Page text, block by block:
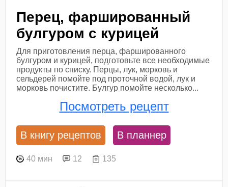
Перец, фаршированный
булгуром с курицей
Для приготовления перца, фаршированного
булгуром и курицей, подготовьте все необходимые
продукты по списку. Перцы, лук, морковь и
сельдерей помойте под проточной водой, лук и
морковь почистите. Булгур помойте несколько...
Посмотреть рецепт
В книгу рецептов В планнер
40 мин 12 135